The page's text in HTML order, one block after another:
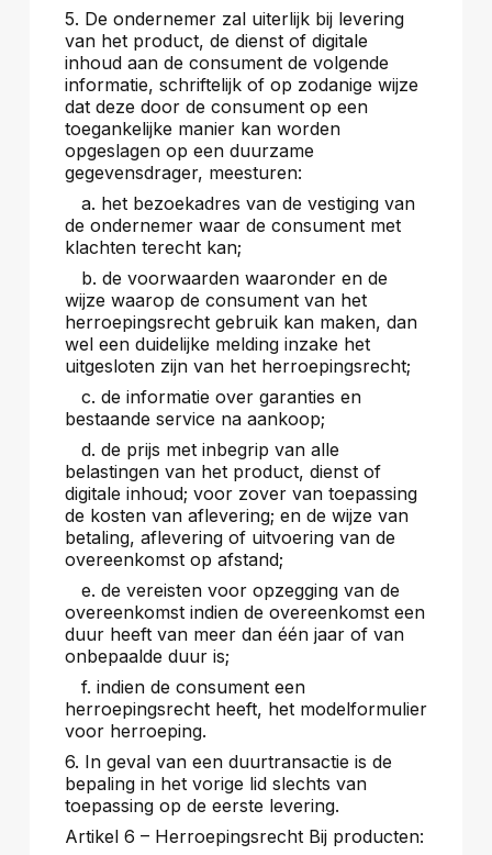
5. De ondernemer zal uiterlijk bij levering
van het product, de dienst of digitale
inhoud aan de consument de volgende
informatie, schriftelijk of op zodanige wijze
dat deze door de consument op een
toegankelijke manier kan worden
opgeslagen op een duurzame
gegevensdrager, meesturen:
a. het bezoekadres van de vestiging van
de ondernemer waar de consument met
klachten terecht kan;
b. de voorwaarden waaronder en de
wijze waarop de consument van het
herroepingsrecht gebruik kan maken, dan
wel een duidelijke melding inzake het
uitgesloten zijn van het herroepingsrecht;
c. de informatie over garanties en
bestaande service na aankoop;
d. de prijs met inbegrip van alle
belastingen van het product, dienst of
digitale inhoud; voor zover van toepassing
de kosten van aflevering; en de wijze van
betaling, aflevering of uitvoering van de
overeenkomst op afstand;
e. de vereisten voor opzegging van de
overeenkomst indien de overeenkomst een
duur heeft van meer dan één jaar of van
onbepaalde duur is;
f. indien de consument een
herroepingsrecht heeft, het modelformulier
voor herroeping.
6. In geval van een duurtransactie is de
bepaling in het vorige lid slechts van
toepassing op de eerste levering.
Artikel 6 – Herroepingsrecht Bij producten: